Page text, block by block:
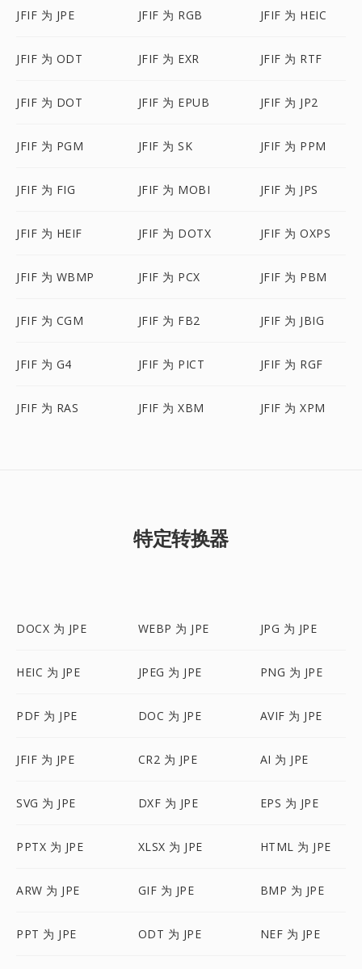
JFIF 为 JPE JFIF 为 RGB JFIF 为 HEIC
JFIF 为 ODT JFIF 为 EXR JFIF 为 RTF
JFIF 为 DOT JFIF 为 EPUB JFIF 为 JP2
JFIF 为 PGM JFIF 为 SK JFIF 为 PPM
JFIF 为 FIG JFIF 为 MOBI JFIF 为 JPS
JFIF 为 HEIF JFIF 为 DOTX JFIF 为 OXPS
JFIF 为 WBMP JFIF 为 PCX JFIF 为 PBM
JFIF 为 CGM JFIF 为 FB2 JFIF 为 JBIG
JFIF 为 G4 JFIF 为 PICT JFIF 为 RGF
JFIF 为 RAS JFIF 为 XBM JFIF 为 XPM
特定转换器
DOCX 为 JPE WEBP 为 JPE JPG 为 JPE
HEIC 为 JPE JPEG 为 JPE PNG 为 JPE
PDF 为 JPE DOC 为 JPE AVIF 为 JPE
JFIF 为 JPE CR2 为 JPE AI 为 JPE
SVG 为 JPE DXF 为 JPE EPS 为 JPE
PPTX 为 JPE XLSX 为 JPE HTML 为 JPE
ARW 为 JPE GIF 为 JPE BMP 为 JPE
PPT 为 JPE ODT 为 JPE NEF 为 JPE